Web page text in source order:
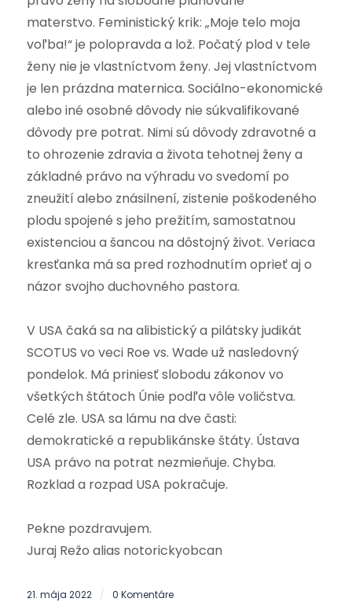
materstvo. Feministický krik: „Moje telo moja
voľba!“ je polopravda a lož. Počatý plod v tele
ženy nie je vlastníctvom ženy. Jej vlastníctvom
je len prázdna maternica. Sociálno-ekonomické
alebo iné osobné dôvody nie súkvalifikované
dôvody pre potrat. Nimi sú dôvody zdravotné a
to ohrozenie zdravia a života tehotnej ženy a
základné právo na výhradu vo svedomí po
zneužití alebo znásilnení, zistenie poškodeného
plodu spojené s jeho prežitím, samostatnou
existenciou a šancou na dôstojný život. Veriaca
kresťanka má sa pred rozhodnutím oprieť aj o
názor svojho duchovného pastora.
V USA čaká sa na alibistický a pilátsky judikát
SCOTUS vo veci Roe vs. Wade už nasledovný
pondelok. Má priniesť slobodu zákonov vo
všetkých štátoch Únie podľa vôle voličstva.
Celé zle. USA sa lámu na dve časti:
demokratické a republikánske štáty. Ústava
USA právo na potrat nezmieňuje. Chyba.
Rozklad a rozpad USA pokračuje.
Pekne pozdravujem.
Juraj Režo alias notorickyobcan
21. mája 2022 / 0 Komentáre